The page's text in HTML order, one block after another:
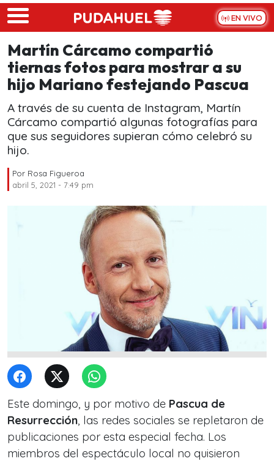
Skip to main content
EN VIVO
Martín Cárcamo compartió
tiernas fotos para mostrar a su
hijo Mariano festejando Pascua
A través de su cuenta de Instagram, Martín
Cárcamo compartió algunas fotografías para
que sus seguidores supieran cómo celebró su
hijo.
Por Rosa Figueroa
abril 5, 2021 - 7:49 pm
Este domingo, y por motivo de Pascua de
Resurrección, las redes sociales se repletaron de
publicaciones por esta especial fecha. Los
miembros del espectáculo local no quisieron